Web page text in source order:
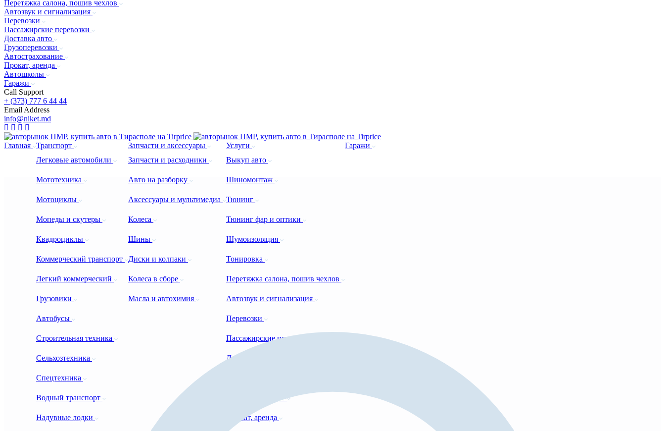
Перетяжка салона, пошив чехлов
Автозвук и сигнализация
Перевозки
Пассажирские перевозки
Доставка авто
Грузоперевозки
Автострахование
Прокат, аренда
Автошколы
Гаражи
Call Support
+ (373) 777 6 44 44
Email Address
info@niket.md
Главная
Транспорт
Легковые автомобили
Мототехника
Мотоциклы
Мопеды и скутеры
Квадроциклы
Коммерческий транспорт
Легкий коммерческий
Грузовики
Автобусы
Строительная техника
Сельхозтехника
Спецтехника
Водный транспорт
Надувные лодки
Запчасти и аксессуары
Запчасти и расходники
Авто на разборку
Аксессуары и мультимедиа
Колеса
Шины
Диски и колпаки
Колеса в сборе
Масла и автохимия
Услуги
Выкуп авто
Шиномонтаж
Тюнинг
Тюнинг фар и оптики
Шумоизоляция
Тонировка
Перетяжка салона, пошив чехлов
Автозвук и сигнализация
Перевозки
Пассажирские перевозки
Доставка авто
Автострахование
Прокат, аренда
Гаражи